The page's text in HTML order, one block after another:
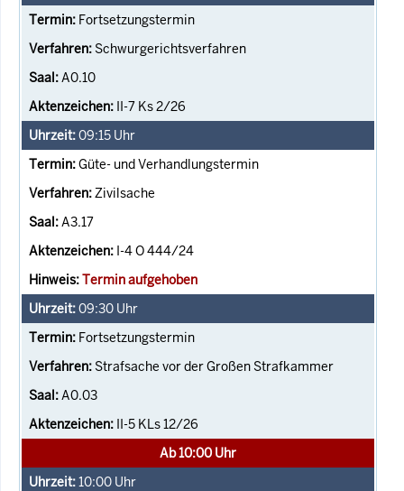
Fortsetzungstermin
Schwurgerichtsverfahren
A0.10
II-7 Ks 2/26
09:15 Uhr
Güte- und Verhandlungstermin
Zivilsache
A3.17
I-4 O 444/24
Termin aufgehoben
09:30 Uhr
Fortsetzungstermin
Strafsache vor der Großen Strafkammer
A0.03
II-5 KLs 12/26
Ab 10:00 Uhr
10:00 Uhr